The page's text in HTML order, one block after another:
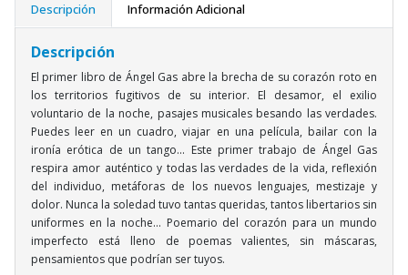
Descripción Información Adicional
Descripción
El primer libro de Ángel Gas abre la brecha de su corazón roto en
los territorios fugitivos de su interior. El desamor, el exilio
voluntario de la noche, pasajes musicales besando las verdades.
Puedes leer en un cuadro, viajar en una película, bailar con la
ironía erótica de un tango... Este primer trabajo de Ángel Gas
respira amor auténtico y todas las verdades de la vida, reflexión
del individuo, metáforas de los nuevos lenguajes, mestizaje y
dolor. Nunca la soledad tuvo tantas queridas, tantos libertarios sin
uniformes en la noche... Poemario del corazón para un mundo
imperfecto está lleno de poemas valientes, sin máscaras,
pensamientos que podrían ser tuyos.